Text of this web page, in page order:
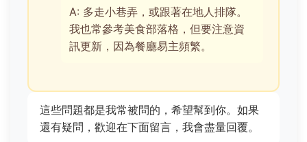
A: 多走小巷弄，或跟著在地人排隊。
我也常參考美食部落格，但要注意資
訊更新，因為餐廳易主頻繁。
這些問題都是我常被問的，希望幫到你。如果
還有疑問，歡迎在下面留言，我會盡量回覆。